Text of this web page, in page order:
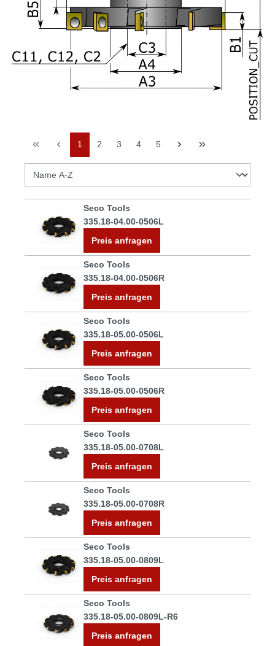
1 2 3 4 5
Seco Tools
335.18-04.00-0506L
Preis anfragen
Seco Tools
335.18-04.00-0506R
Preis anfragen
Seco Tools
335.18-05.00-0506L
Preis anfragen
Seco Tools
335.18-05.00-0506R
Preis anfragen
Seco Tools
335.18-05.00-0708L
Preis anfragen
Seco Tools
335.18-05.00-0708R
Preis anfragen
Seco Tools
335.18-05.00-0809L
Preis anfragen
Seco Tools
335.18-05.00-0809L-R6
Preis anfragen